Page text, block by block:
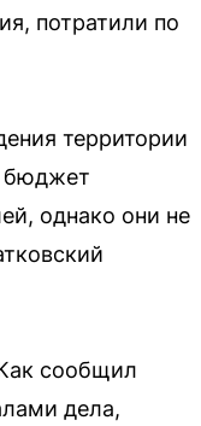
потратили по
территории
бюджет
однако они не
сообщил
дела,